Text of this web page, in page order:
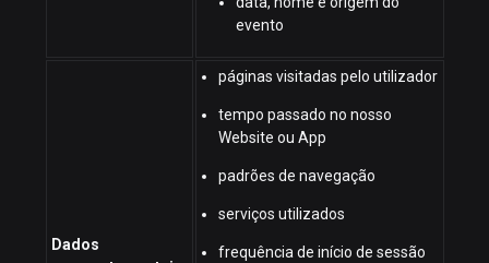
evento
Dados
páginas visitadas pelo utilizador
tempo passado no nosso
Website ou App
padrões de navegação
serviços utilizados
frequência de início de sessão